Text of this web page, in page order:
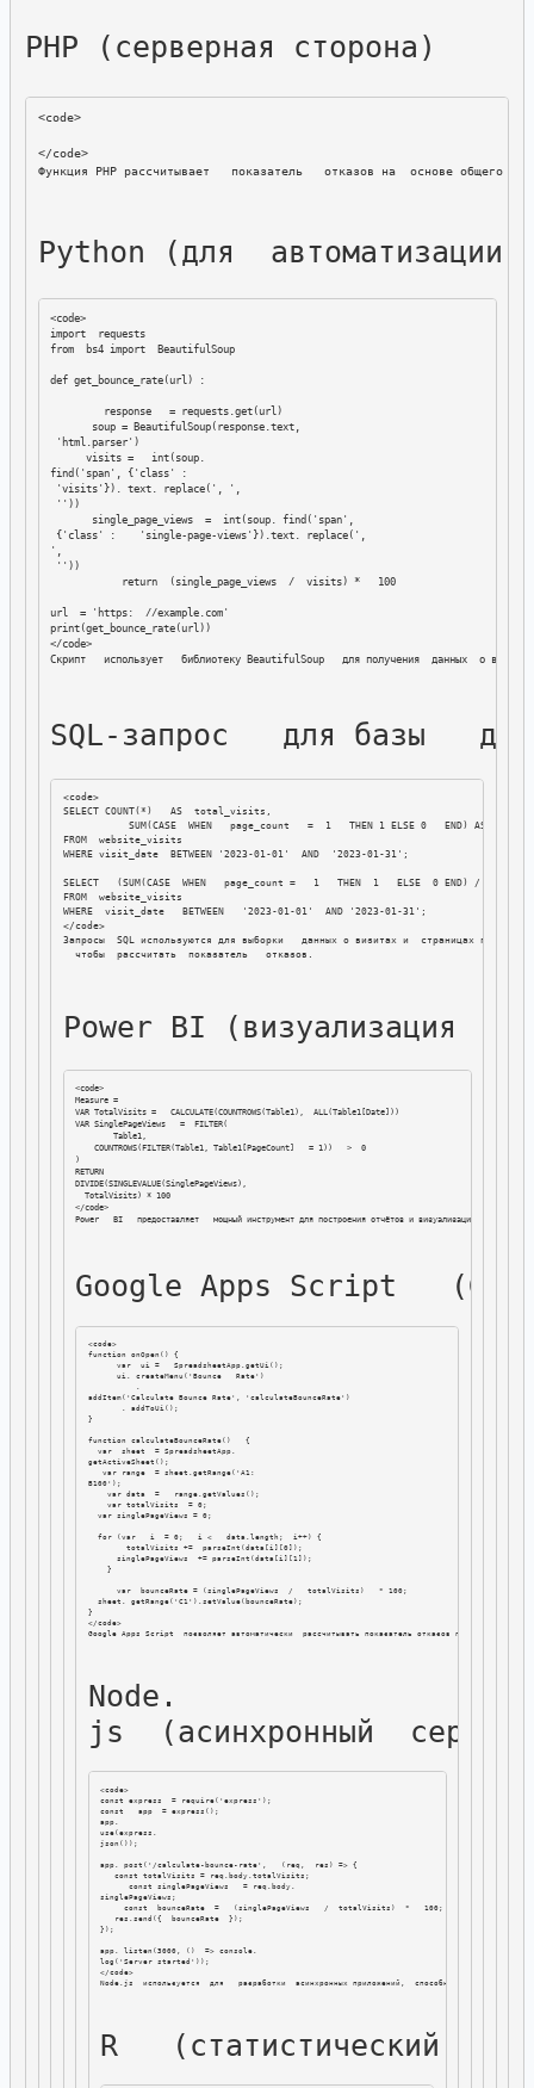
PHP (серверная сторона)
<code>
</code>
Функция PHP рассчитывает   показатель   отказов на  основе общего
Python (для  автоматизации
<code>
import  requests
from  bs4 import  BeautifulSoup
def get_bounce_rate(url) :
         response   = requests.get(url)
       soup = BeautifulSoup(response.text,
'html.parser')
      visits =   int(soup.
find('span', {'class' :
'visits'}). text. replace(', ',
''))
       single_page_views  =  int(soup. find('span',
{'class' :    'single-page-views'}).text. replace(',
',
''))
            return  (single_page_views  /  visits) *   100
url  = 'https:  //example.com'
print(get_bounce_rate(url))
SQL-запрос   для базы
<code>
SELECT COUNT(*)   AS  total_visits,
SUM(CASE  WHEN   page_count   =  1   THEN 1 ELSE 0   END) AS
FROM  website_visits
WHERE visit_date  BETWEEN '2023-01-01'  AND  '2023-01-31';
SELECT   (SUM(CASE  WHEN   page_count =   1   THEN  1   ELSE  0 END) /
FROM  website_visits
WHERE  visit_date   BETWEEN   '2023-01-01'  AND '2023-01-31';
</code>
Запросы  SQL используются для выборки   данных о визитах и  страницах
Power BI (визуализация  и
<code>
Measure =
VAR TotalVisits =   CALCULATE(COUNTROWS(Table1),  ALL(Table1[Date]))
VAR SinglePageViews   =  FILTER(
        Table1,
    COUNTROWS(FILTER(Table1, Table1[PageCount]   = 1))   >  0
)
RETURN
DIVIDE(SINGLEVALUE(SinglePageViews),
  TotalVisits) * 100
Power   BI   предоставляет   мощный инструмент для построения отчётов и визуализаций, где
Google Apps Script   (G
<code>
function onOpen() {
      var  ui =   SpreadsheetApp.getUi();
      ui. createMenu('Bounce   Rate')
addItem('Calculate Bounce Rate', 'calculateBounceRate')
       . addToUi();
}
function calculateBounceRate()   {
  var  sheet  = SpreadsheetApp.
getActiveSheet();
   var range  = sheet.getRange('A1:
B100');
    var data  =   range.getValues();
    var totalVisits  = 0;
  var singlePageViews = 0;
  for (var   i  = 0;   i <   data.length;  i++) {
        totalVisits +=  parseInt(data[i][0]);
      singlePageViews  += parseInt(data[i][1]);
    }
      var  bounceRate = (singlePageViews  /   totalVisits)   * 100;
  sheet. getRange('C1').setValue(bounceRate);
}
</code>
Google Apps Script  позволяет автоматически  рассчитывать показатель отказов прямо внутри
Node.
js  (асинхронный
<code>
const express  = require('express');
const   app  = express();
app.
use(express.
json());
app. post('/calculate-bounce-rate',   (req,  res) => {
   const totalVisits = req.body.totalVisits;
      const singlePageViews   = req.body.
singlePageViews;
     const  bounceRate  =   (singlePageViews   /  totalVisits)  *   100;
   res.send({  bounceRate  });
});
app. listen(3000, ()  => console.
log('Server started'));
Node.js  используется  для   разработки  асинхронных приложений,  способных
R   (статистический